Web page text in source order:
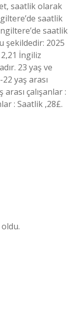
saatlik olarak
saatlik
saatlik
şekildedir: 2025
İngiliz
23 yaş ve
yaş arası
çalışanlar :
: Saatlik ,28£.
oldu.